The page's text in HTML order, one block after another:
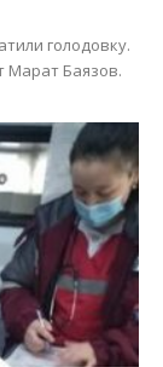
голодовку.
Марат Баязов.